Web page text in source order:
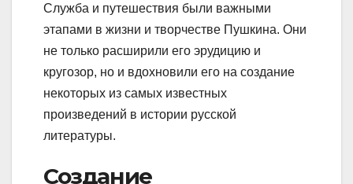
Служба и путешествия были важными
этапами в жизни и творчестве Пушкина. Они
не только расширили его эрудицию и
кругозор, но и вдохновили его на создание
некоторых из самых известных
произведений в истории русской
литературы.
Создание